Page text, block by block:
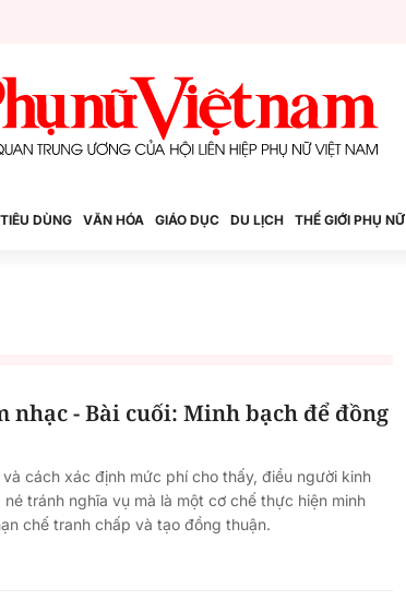
TIÊU DÙNG VĂN HÓA GIÁO DỤC DU LỊCH THẾ GIỚI PHỤ NỮ
nhạc - Bài cuối: Minh bạch để đồng
cách xác định mức phí cho thấy, điều người kinh
tránh nghĩa vụ mà là một cơ chế thực hiện minh
chế tranh chấp và tạo đồng thuận.